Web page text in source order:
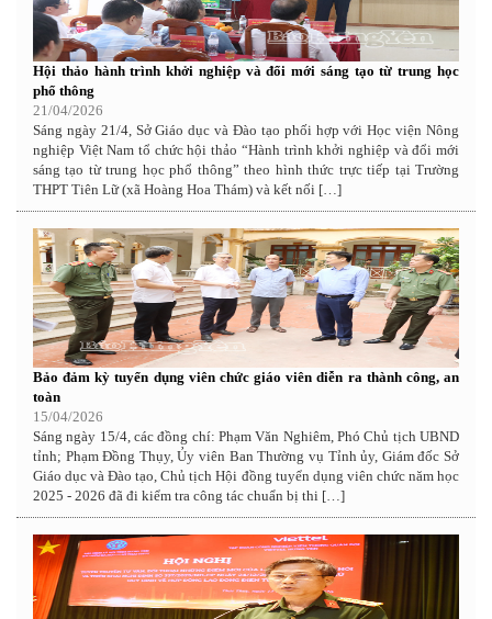
Hội thảo hành trình khởi nghiệp và đổi mới sáng tạo từ trung học
phổ thông
21/04/2026
Sáng ngày 21/4, Sở Giáo dục và Đào tạo phối hợp với Học viện Nông
nghiệp Việt Nam tổ chức hội thảo “Hành trình khởi nghiệp và đổi mới
sáng tạo từ trung học phổ thông” theo hình thức trực tiếp tại Trường
THPT Tiên Lữ (xã Hoàng Hoa Thám) và kết nối […]
Bảo đảm kỳ tuyển dụng viên chức giáo viên diễn ra thành công, an
toàn
15/04/2026
Sáng ngày 15/4, các đồng chí: Phạm Văn Nghiêm, Phó Chủ tịch UBND
tỉnh; Phạm Đồng Thụy, Ủy viên Ban Thường vụ Tỉnh ủy, Giám đốc Sở
Giáo dục và Đào tạo, Chủ tịch Hội đồng tuyển dụng viên chức năm học
2025 - 2026 đã đi kiểm tra công tác chuẩn bị thi […]